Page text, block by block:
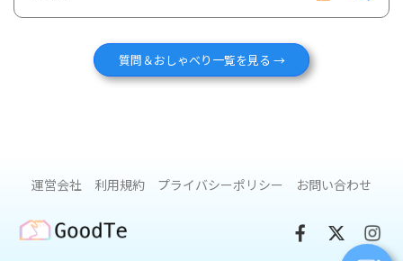
質問＆おしゃべり一覧を見る →
運営会社 利用規約 プライバシーポリシー お問い合わせ
GoodTe